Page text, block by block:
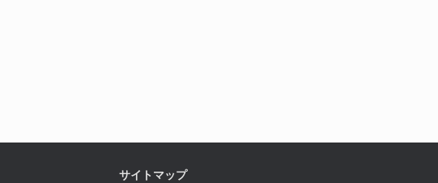
サイトマップ